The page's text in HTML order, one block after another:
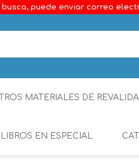
puede enviar correo
MATERIALES DE REVALIDA
LIBROS EN ESPECIAL